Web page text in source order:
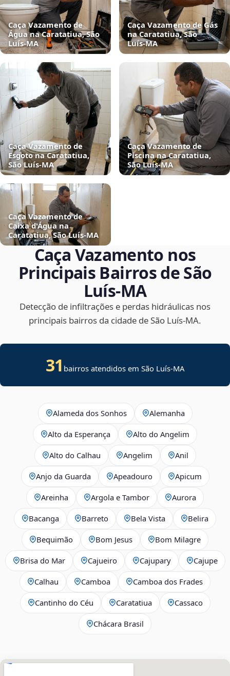
Caça Vazamento de
Água na Caratatiua, São
Luís‑MA
Caça Vazamento de Gás
na Caratatiua, São
Luís‑MA
Caça Vazamento de
Esgoto na Caratatiua,
São Luís‑MA
Caça Vazamento de
Piscina na Caratatiua,
São Luís‑MA
Caça Vazamento de
Caixa d'Água na
Caratatiua, São Luís‑MA
Caça Vazamento nos
Principais Bairros de São
Luís‑MA
Detecção de infiltrações e perdas hidráulicas nos
principais bairros da cidade de São Luís‑MA.
31 bairros atendidos em São Luís-MA
Alameda dos Sonhos Alemanha
Alto da Esperança Alto do Angelim
Alto do Calhau Angelim Anil
Anjo da Guarda Apeadouro Apicum
Areinha Argola e Tambor Aurora
Bacanga Barreto Bela Vista Belira
Bequimão Bom Jesus Bom Milagre
Brisa do Mar Cajueiro Cajupary Cajupe
Calhau Camboa Camboa dos Frades
Cantinho do Céu Caratatiua Cassaco
Chácara Brasil